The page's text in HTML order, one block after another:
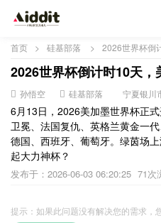
首页 > 硅基部落 > 2026世界杯倒
2026世界杯倒计时10天，
孙悟空 硅基部落 宁夏银川
6月13日，2026美加墨世界杯正
卫冕、法国复仇、英格兰黄金一
德国、西班牙、葡萄牙。绿茵场
起大力神杯？
发布于：2026-06-03 06:20:25 71次
提示：如果此问题没有解决您的需求，